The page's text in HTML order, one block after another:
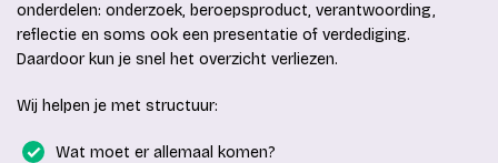
onderdelen: onderzoek, beroepsproduct, verantwoording,
reflectie en soms ook een presentatie of verdediging.
Daardoor kun je snel het overzicht verliezen.
Wij helpen je met structuur:
Wat moet er allemaal komen?